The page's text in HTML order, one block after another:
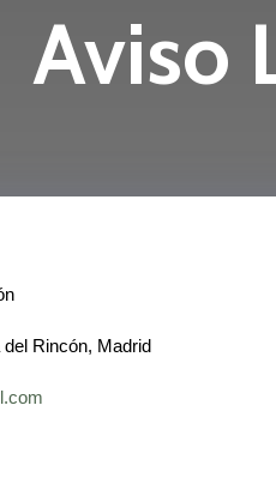
Aviso
Rincón, Madrid